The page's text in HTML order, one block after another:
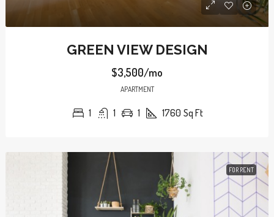
GREEN VIEW DESIGN
$3,500/mo
APARTMENT
1 1 1 1760 Sq Ft
FOR RENT